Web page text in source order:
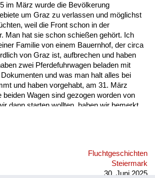
Besatzungsmächte
Frauen, Mütter, Kinder
Versorgung
Heimkehrer
Fluchtgeschichten
Wiederaufbau und
im März wurde die Bevölkerung
um Graz zu verlassen und möglichst
weil die Front schon in der
Man hat sie schon schießen gehört. Ich
Familie von einem Bauernhof, der circa
von Graz ist, aufbrechen und haben
zwei Pferdefuhrwagen beladen mit
und was man halt alles bei
und haben vorgehabt, am 31. März
beiden Wagen sind gezogen worden von
dann starten wollten, haben wir bemerkt,
gemerkt, da ist ein anderes Fahrzeug
gestohlenen Pferd. Er ist hingegangen
Fluchtgeschichten
Steiermark
30. Juni 2025